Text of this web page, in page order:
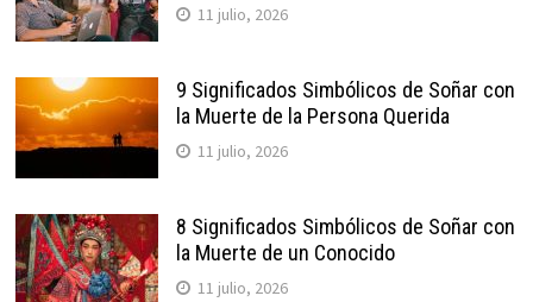
11 julio, 2026
9 Significados Simbólicos de Soñar con
la Muerte de la Persona Querida
11 julio, 2026
8 Significados Simbólicos de Soñar con
la Muerte de un Conocido
11 julio, 2026